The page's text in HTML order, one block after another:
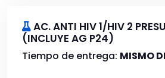
AC. ANTI HIV 1/HIV 2
(INCLUYE AG P24)
Tiempo de entrega: MISMO